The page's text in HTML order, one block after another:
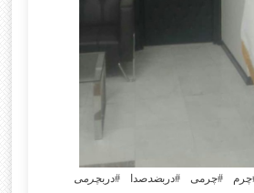
#چرمی #دربضدصدا #دربچرمی